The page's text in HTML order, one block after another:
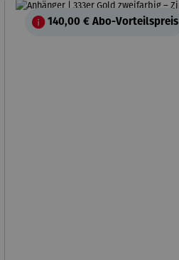
140,00 € Abo-Vorteilspreis